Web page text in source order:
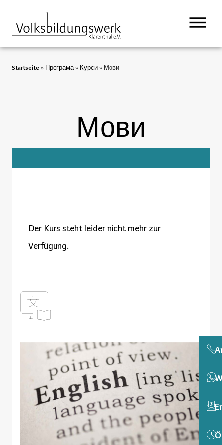
Startseite » Програма» Курси » Мови
Мови
Der Kurs steht leider nicht mehr zur
Verfügung.